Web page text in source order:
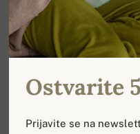
Ostvarite
Prijavite se na